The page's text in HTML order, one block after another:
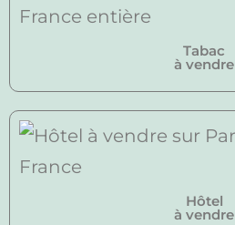
Tabac
à vendre
Hôtel
à vendre